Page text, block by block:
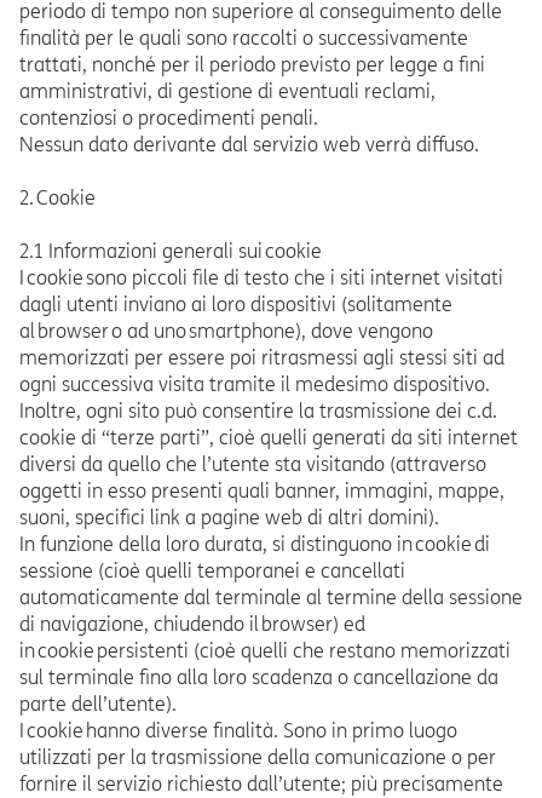
periodo di tempo non superiore al conseguimento delle
finalità per le quali sono raccolti o successivamente
trattati, nonché per il periodo previsto per legge a fini
amministrativi, di gestione di eventuali reclami,
contenziosi o procedimenti penali.
Nessun dato derivante dal servizio web verrà diffuso.
2. Cookie
2.1 Informazioni generali sui cookie
I cookie sono piccoli file di testo che i siti internet visitati
dagli utenti inviano ai loro dispositivi (solitamente
al browser o ad uno smartphone), dove vengono
memorizzati per essere poi ritrasmessi agli stessi siti ad
ogni successiva visita tramite il medesimo dispositivo.
Inoltre, ogni sito può consentire la trasmissione dei c.d.
cookie di “terze parti”, cioè quelli generati da siti internet
diversi da quello che l’utente sta visitando (attraverso
oggetti in esso presenti quali banner, immagini, mappe,
suoni, specifici link a pagine web di altri domini).
In funzione della loro durata, si distinguono in cookie di
sessione (cioè quelli temporanei e cancellati
automaticamente dal terminale al termine della sessione
di navigazione, chiudendo il browser) ed
in cookie persistenti (cioè quelli che restano memorizzati
sul terminale fino alla loro scadenza o cancellazione da
parte dell’utente).
I cookie hanno diverse finalità. Sono in primo luogo
utilizzati per la trasmissione della comunicazione o per
fornire il servizio richiesto dall’utente; più precisamente